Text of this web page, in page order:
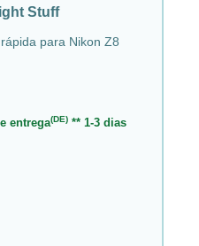
Stuff
para Nikon Z8
entrega(DE)** 1-3 dias